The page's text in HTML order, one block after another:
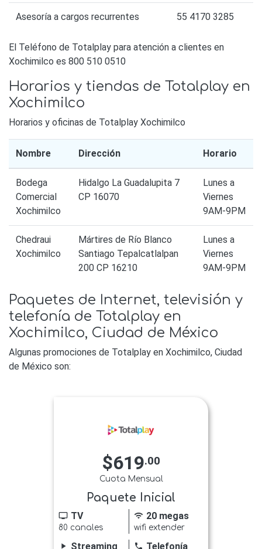
Asesoría a cargos recurrentes 55 4170 3285
El Teléfono de Totalplay para atención a clientes en
Xochimilco es 800 510 0510
Horarios y tiendas de Totalplay en
Xochimilco
Horarios y oficinas de Totalplay Xochimilco
Nombre Dirección Horario
Bodega
Comercial
Xochimilco
Hidalgo La Guadalupita 7
CP 16070
Lunes a
Viernes
9AM-9PM
Chedraui
Xochimilco
Mártires de Río Blanco
Santiago Tepalcatlalpan
200 CP 16210
Lunes a
Viernes
9AM-9PM
Paquetes de Internet, televisión y
telefonía de Totalplay en
Xochimilco, Ciudad de México
Algunas promociones de Totalplay en Xochimilco, Ciudad
de México son:
$619.00
Cuota Mensual
Paquete Inicial
tv TV
80 canales
wifi 20 megas
wifi extender
play_arrow Streaming phone Telefonía